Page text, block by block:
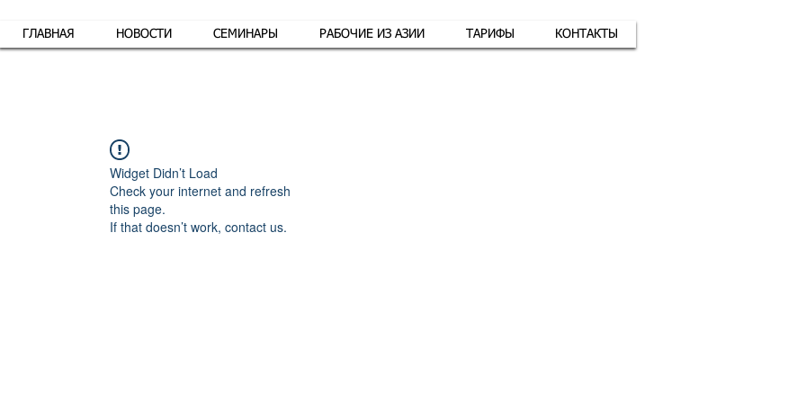
ГЛАВНАЯ НОВОСТИ СЕМИНАРЫ РАБОЧИЕ ИЗ АЗИИ ТАРИФЫ КОНТАКТЫ
Widget Didn’t Load
Check your internet and refresh
this page.
If that doesn’t work, contact us.